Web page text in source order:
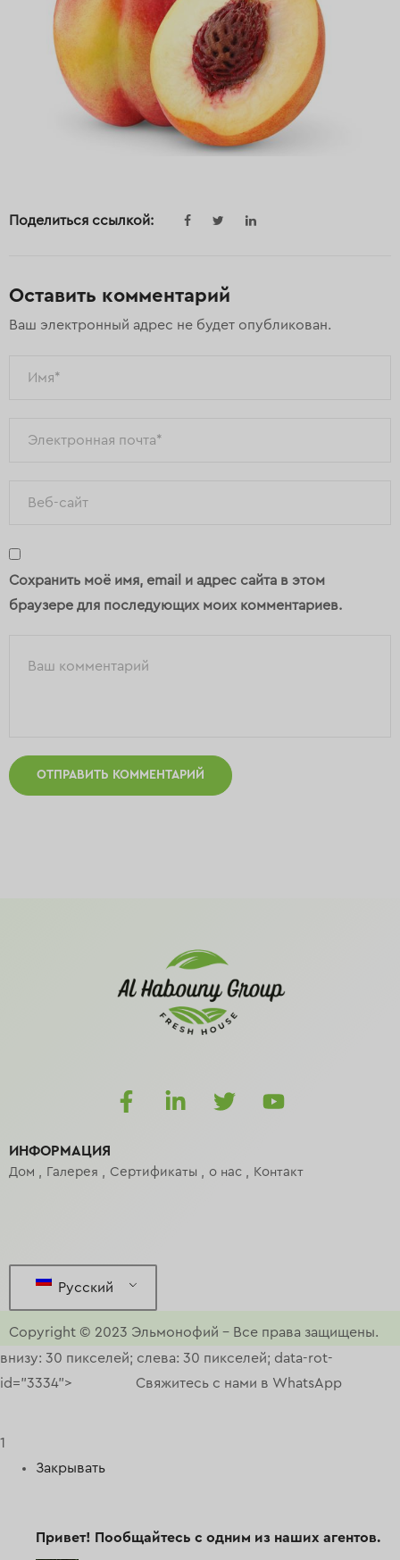
Поделиться ссылкой:
Оставить комментарий
Ваш электронный адрес не будет опубликован.
Сохранить моё имя, email и адрес сайта в этом
браузере для последующих моих комментариев.
ИНФОРМАЦИЯ
Дом Галерея Сертификаты о нас Контакт
Русский
Copyright © 2023 Эльмонофий – Все права защищены.
внизу: 30 пикселей; слева: 30 пикселей; data-rot-
id="3334">
Свяжитесь с нами в WhatsApp
1
Закрывать
Привет! Пообщайтесь с одним из наших агентов.